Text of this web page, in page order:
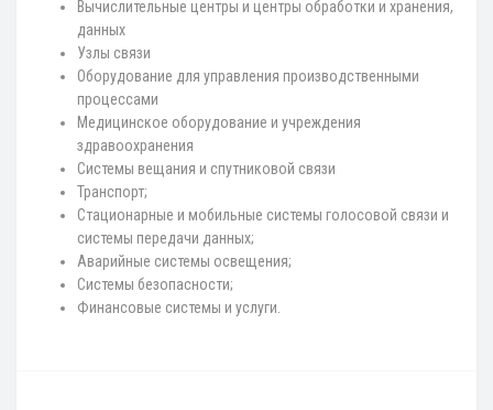
Вычислительные центры и центры обработки и хранения,
данных
Узлы связи
Оборудование для управления производственными
процессами
Медицинское оборудование и учреждения
здравоохранения
Системы вещания и спутниковой связи
Транспорт;
Стационарные и мобильные системы голосовой связи и
системы передачи данных;
Аварийные системы освещения;
Системы безопасности;
Финансовые системы и услуги.